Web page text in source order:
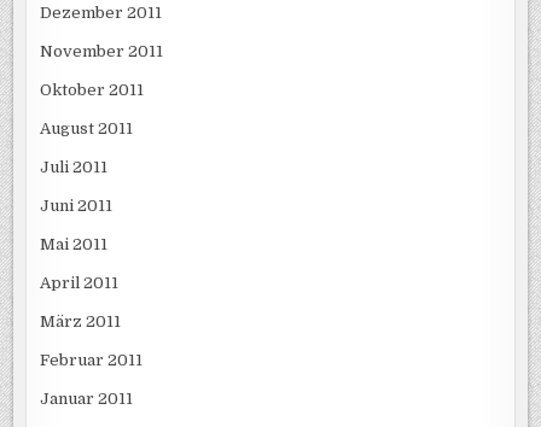
Dezember 2011
November 2011
Oktober 2011
August 2011
Juli 2011
Juni 2011
Mai 2011
April 2011
März 2011
Februar 2011
Januar 2011